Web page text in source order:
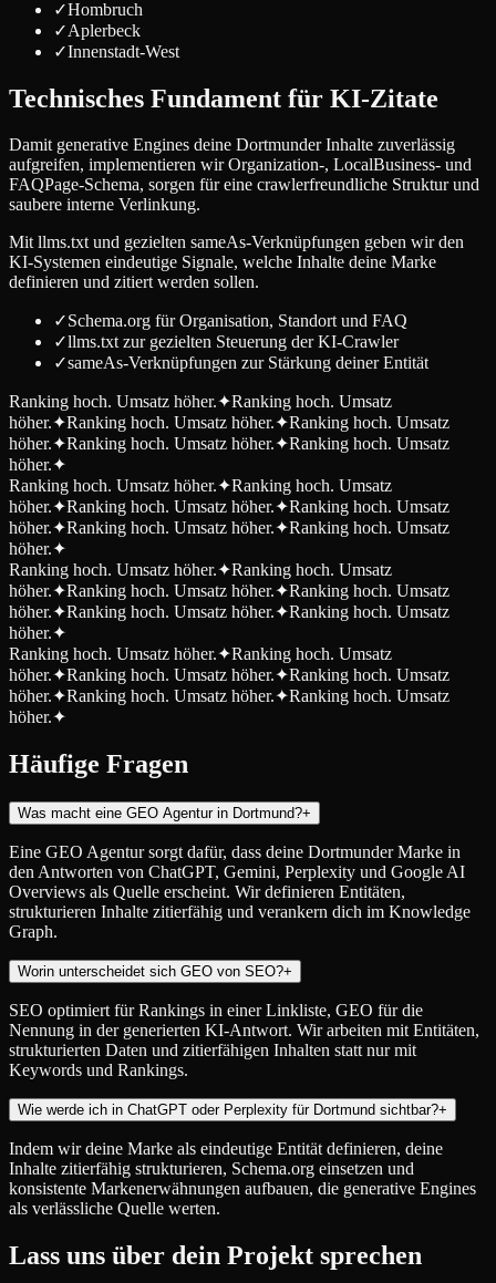
✓Hombruch
✓Aplerbeck
✓Innenstadt-West
Technisches Fundament für KI-Zitate
Damit generative Engines deine Dortmunder Inhalte zuverlässig
aufgreifen, implementieren wir Organization-, LocalBusiness- und
FAQPage-Schema, sorgen für eine crawlerfreundliche Struktur und
saubere interne Verlinkung.
Mit llms.txt und gezielten sameAs-Verknüpfungen geben wir den
KI-Systemen eindeutige Signale, welche Inhalte deine Marke
definieren und zitiert werden sollen.
✓Schema.org für Organisation, Standort und FAQ
✓llms.txt zur gezielten Steuerung der KI-Crawler
✓sameAs-Verknüpfungen zur Stärkung deiner Entität
Ranking hoch. Umsatz höher.✦Ranking hoch. Umsatz
höher.✦Ranking hoch. Umsatz höher.✦Ranking hoch. Umsatz
höher.✦Ranking hoch. Umsatz höher.✦Ranking hoch. Umsatz
höher.✦
Ranking hoch. Umsatz höher.✦Ranking hoch. Umsatz
höher.✦Ranking hoch. Umsatz höher.✦Ranking hoch. Umsatz
höher.✦Ranking hoch. Umsatz höher.✦Ranking hoch. Umsatz
höher.✦
Ranking hoch. Umsatz höher.✦Ranking hoch. Umsatz
höher.✦Ranking hoch. Umsatz höher.✦Ranking hoch. Umsatz
höher.✦Ranking hoch. Umsatz höher.✦Ranking hoch. Umsatz
höher.✦
Ranking hoch. Umsatz höher.✦Ranking hoch. Umsatz
höher.✦Ranking hoch. Umsatz höher.✦Ranking hoch. Umsatz
höher.✦Ranking hoch. Umsatz höher.✦Ranking hoch. Umsatz
höher.✦
Häufige Fragen
Was macht eine GEO Agentur in Dortmund?+
Eine GEO Agentur sorgt dafür, dass deine Dortmunder Marke in
den Antworten von ChatGPT, Gemini, Perplexity und Google AI
Overviews als Quelle erscheint. Wir definieren Entitäten,
strukturieren Inhalte zitierfähig und verankern dich im Knowledge
Graph.
Worin unterscheidet sich GEO von SEO?+
SEO optimiert für Rankings in einer Linkliste, GEO für die
Nennung in der generierten KI-Antwort. Wir arbeiten mit Entitäten,
strukturierten Daten und zitierfähigen Inhalten statt nur mit
Keywords und Rankings.
Wie werde ich in ChatGPT oder Perplexity für Dortmund sichtbar?+
Indem wir deine Marke als eindeutige Entität definieren, deine
Inhalte zitierfähig strukturieren, Schema.org einsetzen und
konsistente Markenerwähnungen aufbauen, die generative Engines
als verlässliche Quelle werten.
Lass uns über dein Projekt sprechen